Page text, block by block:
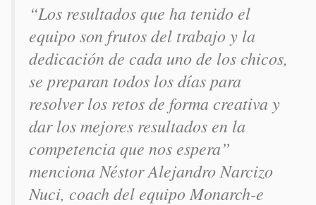
“Los resultados que ha tenido el
equipo son frutos del trabajo y la
dedicación de cada uno de los chicos,
se preparan todos los días para
resolver los retos de forma creativa y
dar los mejores resultados en la
competencia que nos espera”
menciona Néstor Alejandro Narcizo
Nuci, coach del equipo Monarch-e